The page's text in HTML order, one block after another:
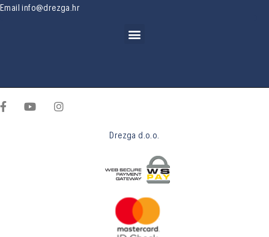
Emailinfo@drezga.hr
Drezga d.o.o.